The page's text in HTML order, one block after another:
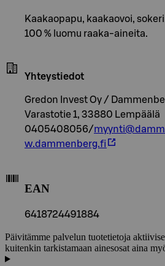
Kaakaopapu, kaakaovoi,
100 % luomu raaka-aineita.
Yhteystiedot
Gredon Invest Oy /
Varastotie 1, 33880 Lempäälä
0405408056/
w.dammenberg.fi
EAN
6418724491884
Päivitämme palvelun tuotetietoja
kuitenkin tarkistamaan ainesosat aina